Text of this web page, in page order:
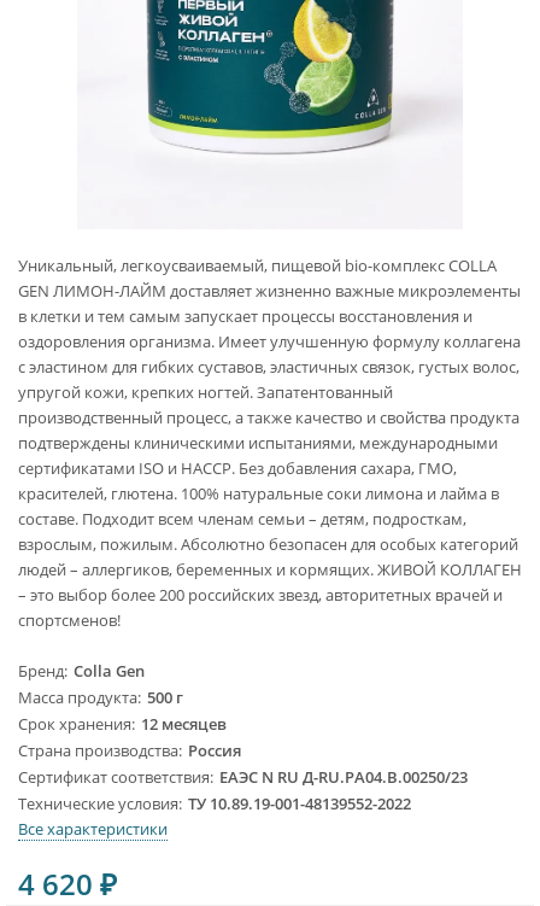
Уникальный, легкоусваиваемый, пищевой bio-комплекс COLLA
GEN ЛИМОН-ЛАЙМ доставляет жизненно важные микроэлементы
в клетки и тем самым запускает процессы восстановления и
оздоровления организма. Имеет улучшенную формулу коллагена
с эластином для гибких суставов, эластичных связок, густых волос,
упругой кожи, крепких ногтей. Запатентованный
производственный процесс, а также качество и свойства продукта
подтверждены клиническими испытаниями, международными
сертификатами ISO и HACCP. Без добавления сахара, ГМО,
красителей, глютена. 100% натуральные соки лимона и лайма в
составе. Подходит всем членам семьи – детям, подросткам,
взрослым, пожилым. Абсолютно безопасен для особых категорий
людей – аллергиков, беременных и кормящих. ЖИВОЙ КОЛЛАГЕН
– это выбор более 200 российских звезд, авторитетных врачей и
спортсменов!
Бренд Colla Gen
Масса продукта 500 г
Срок хранения 12 месяцев
Страна производства Россия
Сертификат соответствия ЕАЭС N RU Д-RU.PA04.B.00250/23
Технические условия ТУ 10.89.19-001-48139552-2022
Все характеристики
4 620 ₽